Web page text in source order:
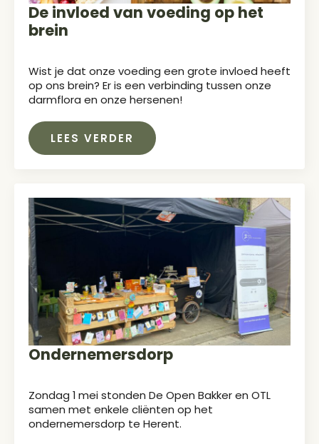
De invloed van voeding op het
brein
Wist je dat onze voeding een grote invloed heeft
op ons brein? Er is een verbinding tussen onze
darmflora en onze hersenen!
LEES VERDER
Ondernemersdorp
Zondag 1 mei stonden De Open Bakker en OTL
samen met enkele cliënten op het
ondernemersdorp te Herent.